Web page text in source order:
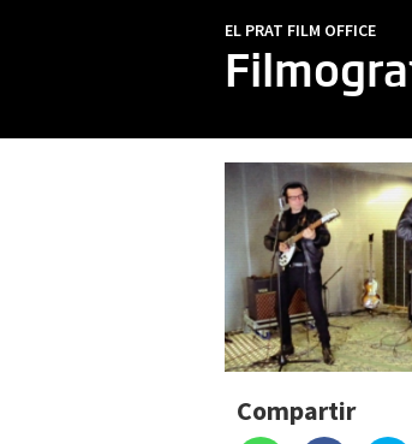
EL PRAT FILM OFFICE
Compartir